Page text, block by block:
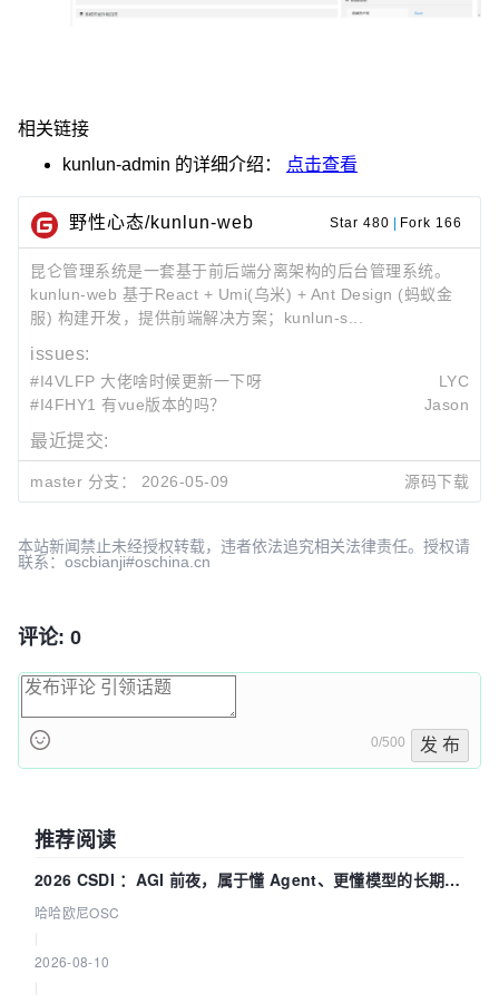
相关链接
kunlun-admin 的详细介绍： 点击查看
野性心态/kunlun-web Star 480 Fork 166
昆仑管理系统是一套基于前后端分离架构的后台管理系统。
kunlun-web 基于React + Umi(乌米) + Ant Design (蚂蚁金
服) 构建开发，提供前端解决方案；kunlun-s...
issues:
#I4VLFP 大佬啥时候更新一下呀
LYC
#I4FHY1 有vue版本的吗？
Jason
最近提交:
2026-05-09 03:23
野性心态 2026-05-09 03:22
554def51
develop分支合并到master
master 分支： 2026-05-09 源码下载
本站新闻禁止未经授权转载，违者依法追究相关法律责任。授权请
联系：oscbianji#oschina.cn
评论: 0
0/500 发 布
推荐阅读
2026 CSDI ：AGI 前夜，属于懂 Agent、更懂模型的长期深
耕企业
哈哈欧尼OSC
2026-08-10